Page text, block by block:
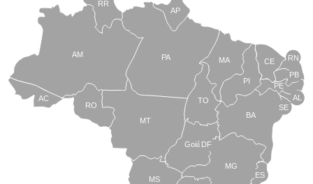
TO
BA
SE
PE
AL
RN
CE
PI
MA
AP
PA
RR
AM
AC
RO
MT
MS
Goiás
MG
ES
DF
PB